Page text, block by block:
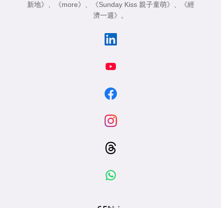
新地》 、 《more》 、 《Sunday Kiss 親子童萌》 、
《經
濟一週》 。